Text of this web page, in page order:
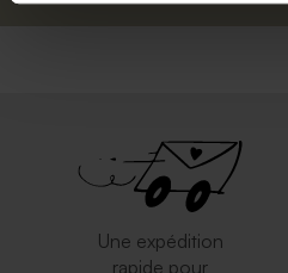
Une expédition
rapide pour